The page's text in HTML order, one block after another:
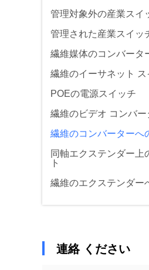
管理対象外の産業スイ
管理された産業スイッ
繊維媒体のコンバータ
繊維のイーサネット ス
POEの電源スイッチ
繊維のビデオ コンバー
繊維のコンバーターへ
同軸エクステンダー上
ト
繊維のエクステンダー
連絡 ください